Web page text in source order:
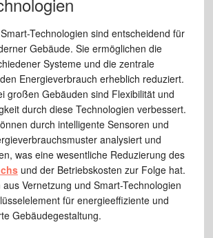
Technologien sind entscheidend für
Gebäude. Sie ermöglichen die
Systeme und die zentrale
Energieverbrauch erheblich reduziert.
großen Gebäuden sind Flexibilität und
durch diese Technologien verbessert.
durch intelligente Sensoren und
analysiert und
was eine wesentliche Reduzierung des
und der Betriebskosten zur Folge hat.
Vernetzung und Smart-Technologien
für energieeffiziente und
Gebäudegestaltung.